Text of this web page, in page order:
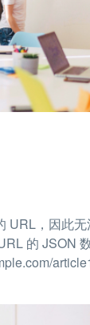
URL，因此
的 JSON